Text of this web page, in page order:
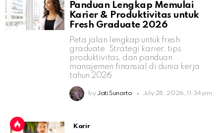
Panduan Lengkap Memulai
Karier & Produktivitas untuk
Fresh Graduate 2026
Peta jalan lengkap untuk fresh
graduate: Strategi karier, tips
produktivitas, dan panduan
manajemen finansial di dunia kerja
tahun 2026.
by Jati Sunarto July 28, 2026, 11:34 pm
Karir